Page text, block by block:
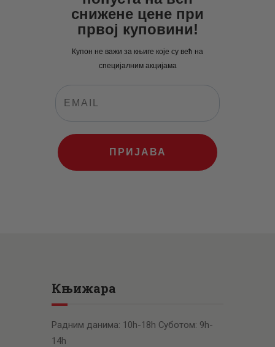
снижене цене при
првој куповини!
Купон не важи за књиге које су већ на
специјалним акцијама
ПРИЈАВА
Књижара
Радним данима: 10h-18h Суботом: 9h-
14h